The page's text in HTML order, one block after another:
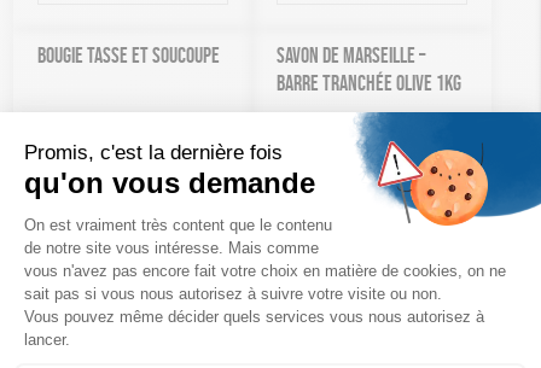
BOUGIE TASSE ET SOUCOUPE
Ajouter au panier
SAVON DE MARSEILLE –
BARRE TRANCHÉE OLIVE 1KG
Ajouter au panier
LOT DE 6 LAVETTES EN
COTON
19,90 €
DIFFUSEUR DE PARFUM À LA
LAVANDE
19,90 €